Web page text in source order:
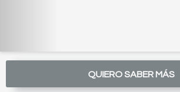
QUIERO SABER MÁS